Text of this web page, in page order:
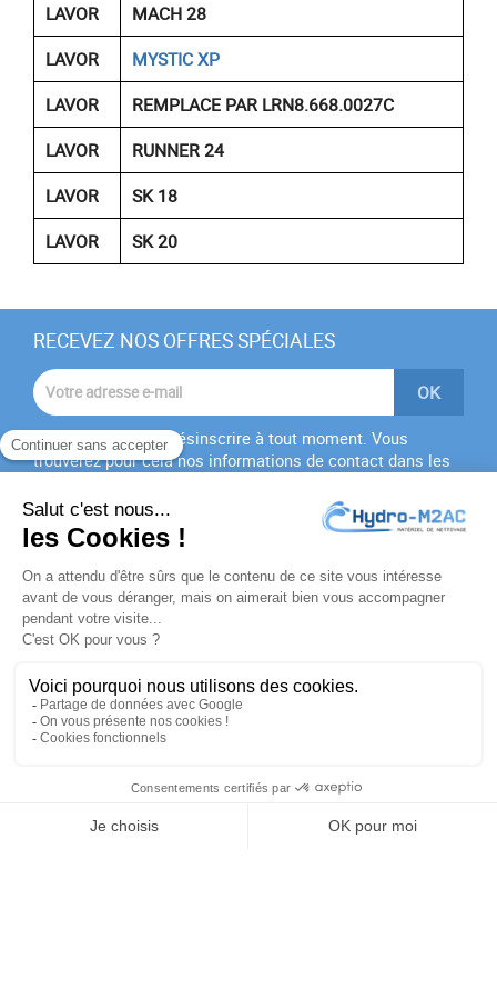
LAVOR
MACH 28
LAVOR
MYSTIC XP
LAVOR
REMPLACE PAR LRN8.668.0027C
LAVOR
RUNNER 24
LAVOR
SK 18
LAVOR
SK 20
RECEVEZ NOS OFFRES SPÉCIALES
Vous pouvez vous désinscrire à tout moment. Vous
trouverez pour cela nos informations de contact dans les
J'accepte lesconditions générales
politique de
confidentialité
PRODUITS
NOTRE SOCIÉTÉ
VOTRE COMPTE